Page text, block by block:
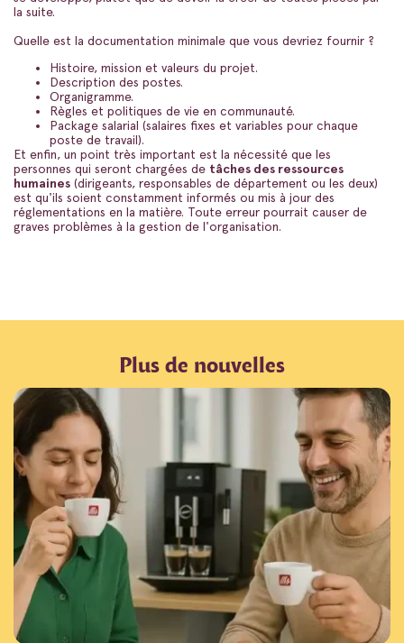
la suite.
Quelle est la documentation minimale que vous devriez fournir ?
Histoire, mission et valeurs du projet.
Description des postes.
Organigramme.
Règles et politiques de vie en communauté.
Package salarial (salaires fixes et variables pour chaque
poste de travail).
Et enfin, un point très important est la nécessité que les
personnes qui seront chargées de tâches des ressources
humaines (dirigeants, responsables de département ou les deux)
est qu'ils soient constamment informés ou mis à jour des
réglementations en la matière. Toute erreur pourrait causer de
graves problèmes à la gestion de l'organisation.
Plus de nouvelles